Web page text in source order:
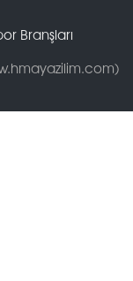
Branşları